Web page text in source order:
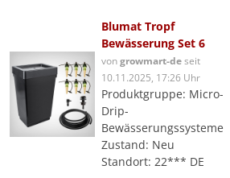
Blumat Tropf
Bewässerung Set 6
vongrowmart-deseit
10.11.2025, 17:26 Uhr
Produktgruppe: Micro-
Drip-
Bewässerungssysteme
Zustand: Neu
Standort: 22*** DE